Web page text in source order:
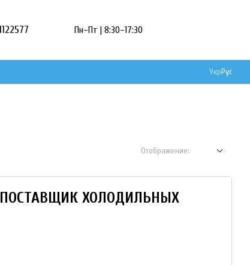
Пн–Пт | 8:30–17:30
УкрРус
Отображение:
ПОСТАВЩИК ХОЛОДИЛЬНЫХ